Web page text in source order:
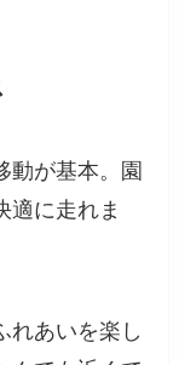
動が基本。園
適に走れま
れあいを楽し